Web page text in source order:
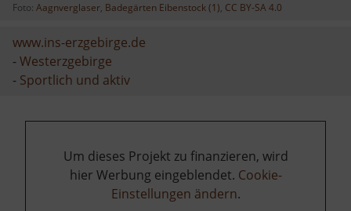
Foto: Aagnverglaser, Badegärten Eibenstock (1), CC BY-SA 4.0
www.ins-erzgebirge.de
-Westerzgebirge
- Sportlich und aktiv
Um dieses Projekt zu finanzieren, wird
hier Werbung eingeblendet. Cookie-
Einstellungen ändern.